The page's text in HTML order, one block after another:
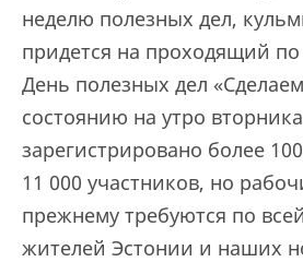
неделю полезных дел,
придется на проходящий по
День полезных дел
состоянию на утро
зарегистрировано более
11 000 участников, но
прежнему требуются по
жителей Эстонии и наших